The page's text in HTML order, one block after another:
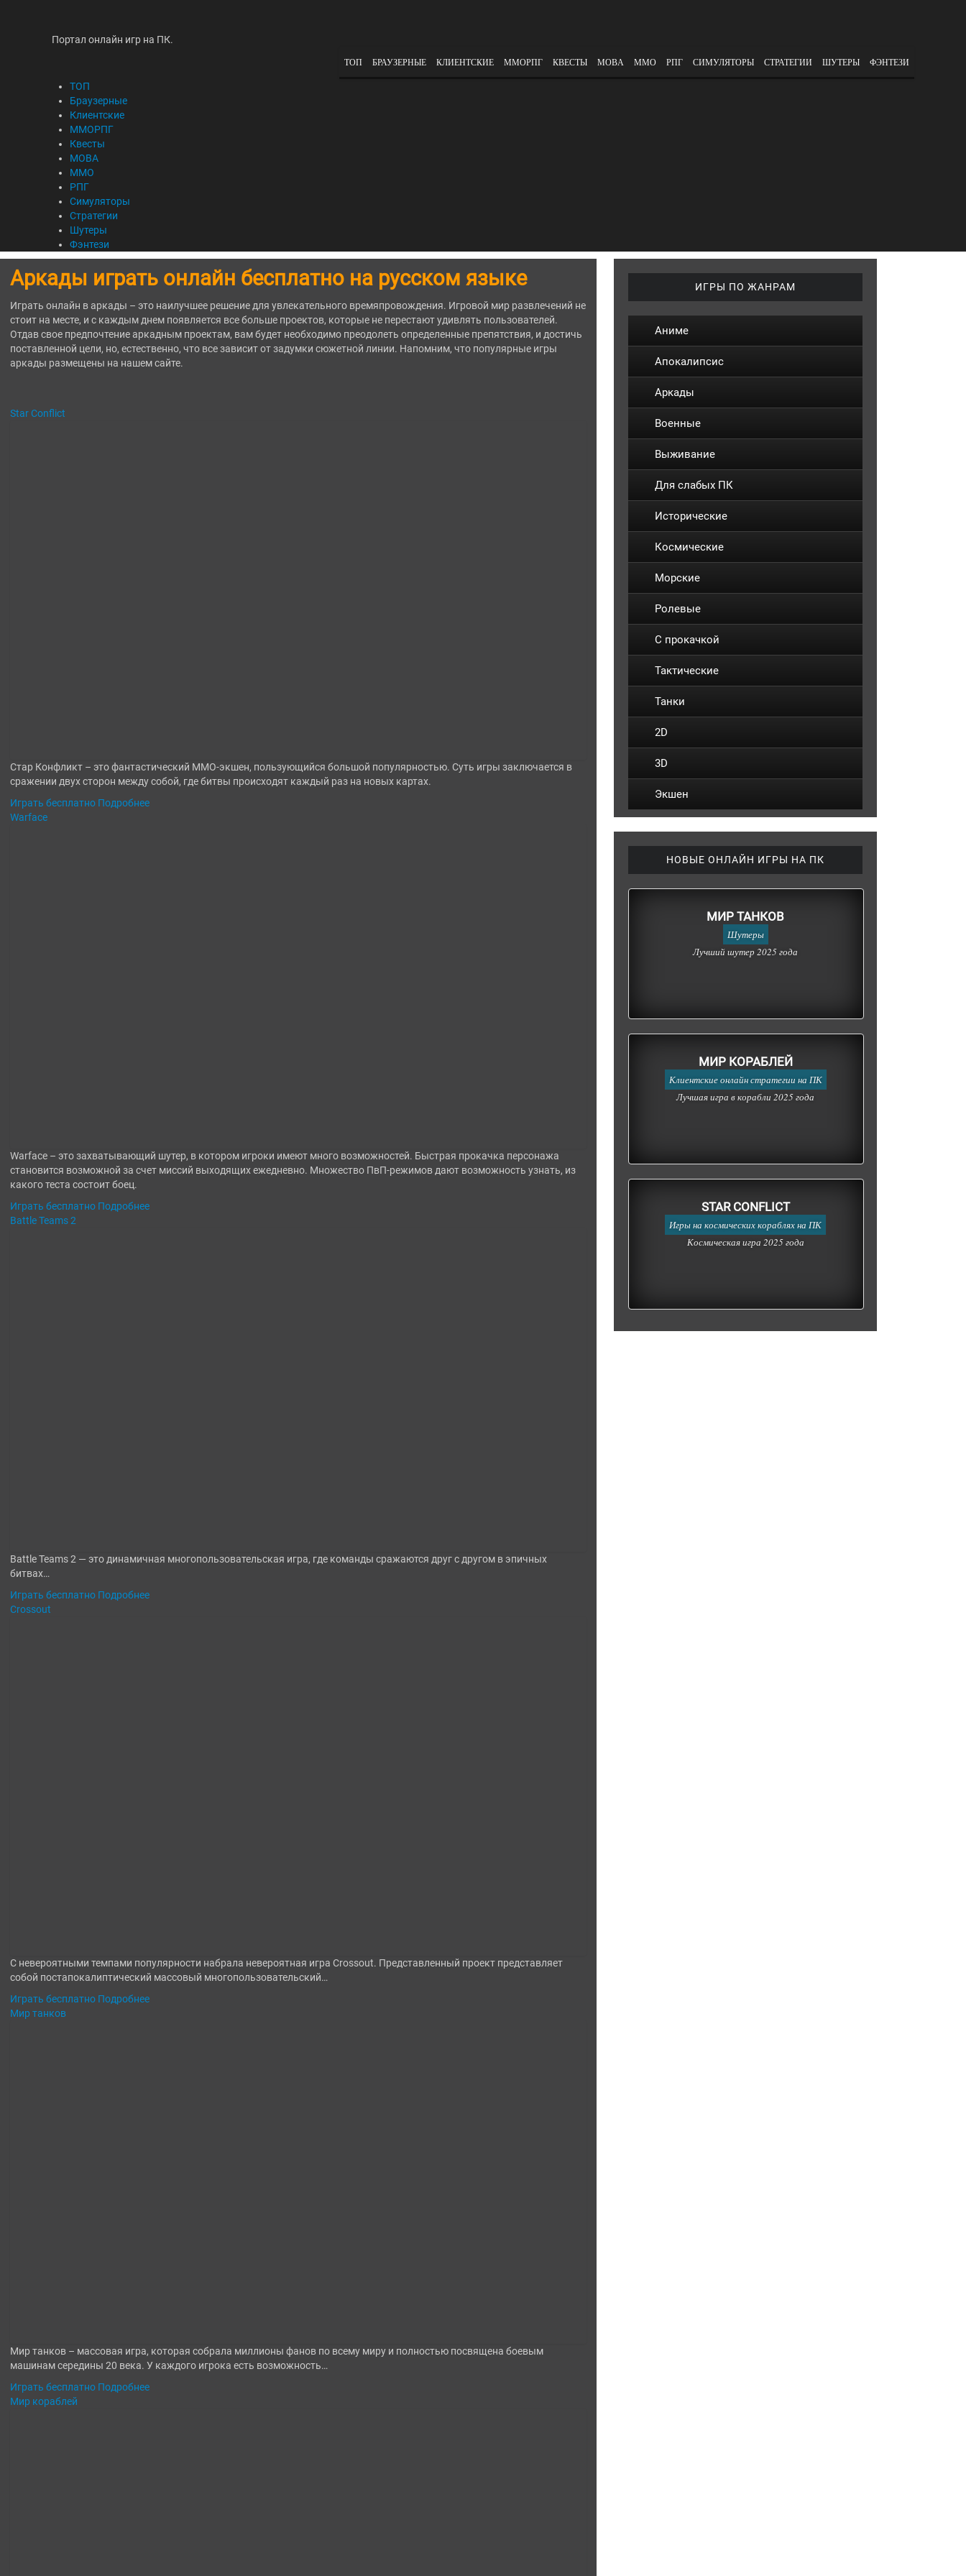
Портал онлайн игр на ПК.
ТОП БРАУЗЕРНЫЕ КЛИЕНТСКИЕ ММОРПГ КВЕСТЫ MOBA ММО РПГ СИМУЛЯТОРЫ СТРАТЕГИИ ШУТЕРЫ ФЭНТЕЗИ
ТОП
Браузерные
Клиентские
ММОРПГ
Квесты
MOBA
ММО
РПГ
Симуляторы
Стратегии
Шутеры
Фэнтези
Аркады играть онлайн бесплатно на русском языке
Играть онлайн в аркады – это наилучшее решение для увлекательного времяпровождения. Игровой мир развлечений не
стоит на месте, и с каждым днем появляется все больше проектов, которые не перестают удивлять пользователей.
Отдав свое предпочтение аркадным проектам, вам будет необходимо преодолеть определенные препятствия, и достичь
поставленной цели, но, естественно, что все зависит от задумки сюжетной линии. Напомним, что популярные игры
аркады размещены на нашем сайте.
Star Conflict
Стар Конфликт – это фантастический MMO-экшен, пользующийся большой популярностью. Суть игры заключается в
сражении двух сторон между собой, где битвы происходят каждый раз на новых картах.
Играть бесплатно Подробнее
Warface
Warface – это захватывающий шутер, в котором игроки имеют много возможностей. Быстрая прокачка персонажа
становится возможной за счет миссий выходящих ежедневно. Множество ПвП-режимов дают возможность узнать, из
какого теста состоит боец.
Играть бесплатно Подробнее
Battle Teams 2
Battle Teams 2 — это динамичная многопользовательская игра, где команды сражаются друг с другом в эпичных
битвах…
Играть бесплатно Подробнее
Crossout
С невероятными темпами популярности набрала невероятная игра Crossout. Представленный проект представляет
собой постапокалиптический массовый многопользовательский…
Играть бесплатно Подробнее
Мир танков
Мир танков – массовая игра, которая собрала миллионы фанов по всему миру и полностью посвящена боевым
машинам середины 20 века. У каждого игрока есть возможность…
Играть бесплатно Подробнее
Мир кораблей
ИГРЫ ПО ЖАНРАМ
Аниме
Апокалипсис
Аркады
Военные
Выживание
Для слабых ПК
Исторические
Космические
Морские
Ролевые
С прокачкой
Тактические
Танки
2D
3D
Экшен
НОВЫЕ ОНЛАЙН ИГРЫ НА ПК
МИР ТАНКОВ
Шутеры
Лучший шутер 2025 года
МИР КОРАБЛЕЙ
Клиентские онлайн стратегии на ПК
Лучшая игра в корабли 2025 года
STAR CONFLICT
Игры на космических кораблях на ПК
Космическая игра 2025 года